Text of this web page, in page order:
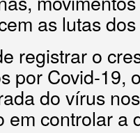
as lutas
registrar o
por Covid-19,
do vírus
em controlar a